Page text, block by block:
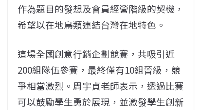
作為題目的發想及會員經營階級的契機，
希望以在地鳥類連結台灣在地特色。
這場全國創意行銷企劃競賽，共吸引近
200組隊伍參賽，最終僅有10組晉級，競
爭相當激烈。周宇貞老師表示，透過比賽
可以鼓勵學生勇於展現，並激發學生創新